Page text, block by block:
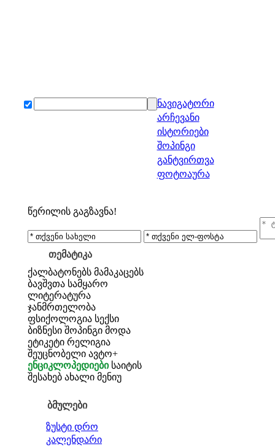
ნავიგატორი
არჩევანი
ისტორიები
შოპინგი
განტვირთვა
ფოტოაურა
წერილის გაგზავნა!
თემატიკა
ქალბატონებს მამაკაცებს
ბავშვთა სამყარო
ლიტერატურა
ჯანმრთელობა
ფსიქოლოგია სექსი
ბიზნესი შოპინგი მოდა
ეტიკეტი რელიგია
შეუცნობელი ავტო+
ენციკლოპედიები საიტის
შესახებ ახალი მენიუ
ბმულები
ზუსტი დრო
კალენდარი